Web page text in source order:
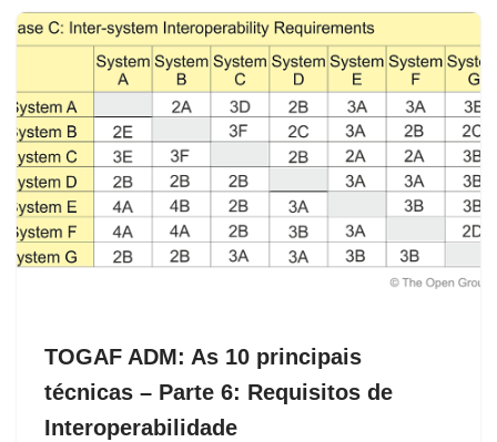
TOGAF ADM: As 10 principais
técnicas – Parte 6: Requisitos de
Interoperabilidade